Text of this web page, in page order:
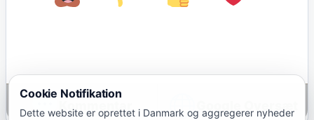
Google Oversæt
Cookie Notifikation
Dette website er oprettet i Danmark og aggregerer nyheder